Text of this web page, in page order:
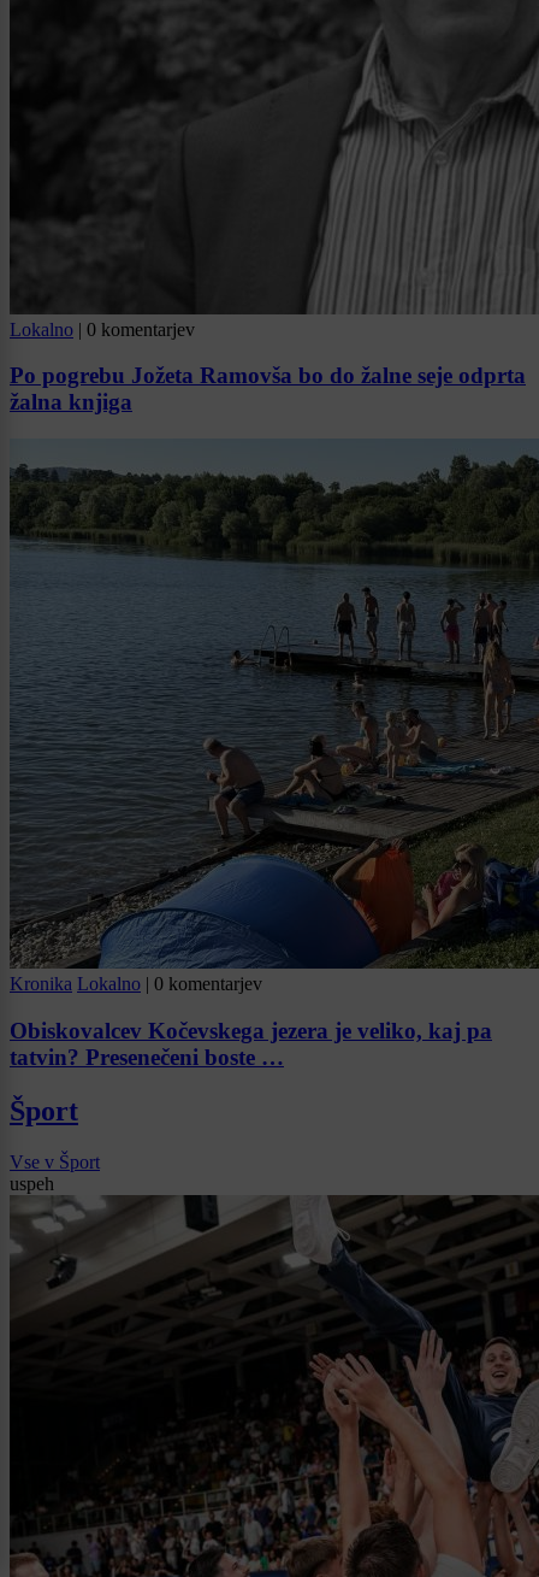
Lokalno | 0 komentarjev
Po pogrebu Jožeta Ramovša bo do žalne seje odprta
žalna knjiga
Kronika Lokalno | 0 komentarjev
Obiskovalcev Kočevskega jezera je veliko, kaj pa
tatvin? Presenečeni boste …
Šport
Vse v Šport
uspeh